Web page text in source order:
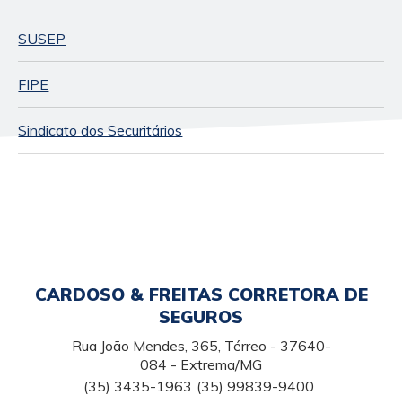
SUSEP
FIPE
Sindicato dos Securitários
CARDOSO & FREITAS CORRETORA DE
SEGUROS
Rua João Mendes, 365, Térreo - 37640-
084 - Extrema/MG
(35) 3435-1963 (35) 99839-9400